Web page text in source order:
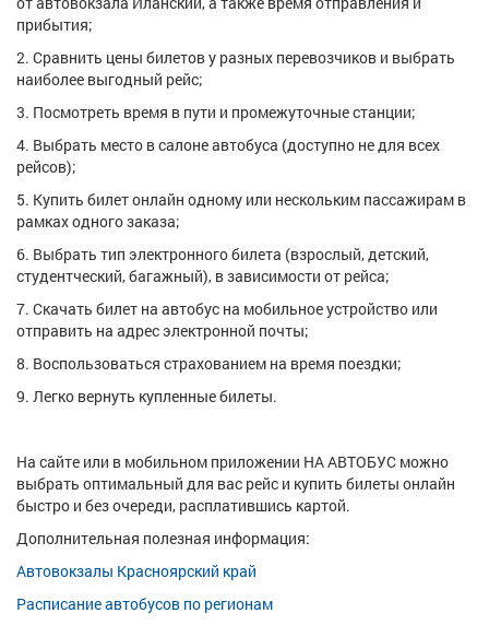
прибытия;
2. Сравнить цены билетов у разных перевозчиков и выбрать
наиболее выгодный рейс;
3. Посмотреть время в пути и промежуточные станции;
4. Выбрать место в салоне автобуса (доступно не для всех
рейсов);
5. Купить билет онлайн одному или нескольким пассажирам в
рамках одного заказа;
6. Выбрать тип электронного билета (взрослый, детский,
студентческий, багажный), в зависимости от рейса;
7. Скачать билет на автобус на мобильное устройство или
отправить на адрес электронной почты;
8. Воспользоваться страхованием на время поездки;
9. Легко вернуть купленные билеты.
На сайте или в мобильном приложении НА АВТОБУС можно
выбрать оптимальный для вас рейс и купить билеты онлайн
быстро и без очереди, расплатившись картой.
Дополнительная полезная информация:
Автовокзалы Красноярский край
Расписание автобусов по регионам